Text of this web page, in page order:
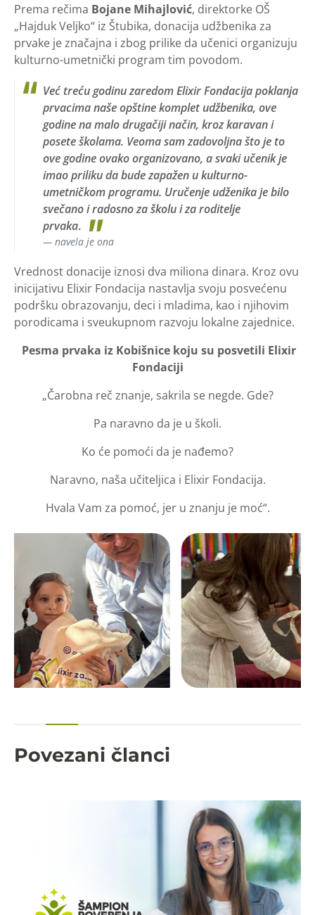
Prema rečima Bojane Mihajlović, direktorke OŠ
„Hajduk Veljko“ iz Štubika, donacija udžbenika za
prvake je značajna i zbog prilike da učenici organizuju
kulturno-umetnički program tim povodom.
Već treću godinu zaredom Elixir Fondacija poklanja
prvacima naše opštine komplet udžbenika, ove
godine na malo drugačiji način, kroz karavan i
posete školama. Veoma sam zadovoljna što je ​to
ove godine ovako organizovano, a svaki učenik je
imao priliku da bude zapažen u kulturno-
umetničkom programu. Uručenje udženika je bilo
svečano i radosno za školu i za roditelje
prvaka.
navela je ona
Vrednost donacije iznosi dva miliona dinara. Kroz ovu
inicijativu Elixir Fondacija nastavlja svoju posvećenu
podršku obrazovanju, deci i mladima, kao i njihovim
porodicama i sveukupnom razvoju lokalne zajednice.
Pesma prvaka iz Kobišnice koju su posvetili Elixir
Fondaciji
„Čarobna reč znanje, sakrila se negde. Gde?
Pa naravno da je u školi.
Ko će pomoći da je nađemo?
Naravno, naša učiteljica i Elixir Fondacija.
Hvala Vam za pomoć, jer u znanju je moć“.​
Povezani članci